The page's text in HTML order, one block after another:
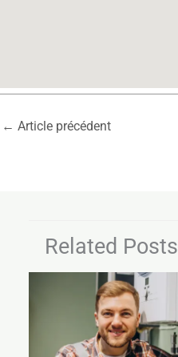
← Article précédent
Related Posts